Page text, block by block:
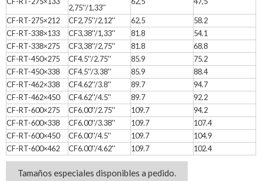
2,75''/1,33''
CF-RT-275×212 CF2,75''/2,12'' 62,5
58.2
CF-RT-338×133
CF3,38''/1,33'' 81.8
54.1
CF-RT-338×275
CF3,38''/2,75'' 81.8
68.8
CF-RT-450×275
CF4.5''/2.75'' 85.9
75.2
CF-RT-450×338
CF4.5''/3.38'' 85.9
88.4
CF-RT-462×338
CF4.62''/3.8'' 89.7
94.7
CF-RT-462×450
CF4.62''/4.5'' 89.7
92.2
CF-RT-600×275
CF6.00''/2.75'' 109.7
94.2
CF-RT-600×338
CF6.00''/3.38'' 109.7
107.4
CF-RT-600×450
CF6.00''/4.5'' 109.7
104.9
CF-RT-600×462
CF6.00''/4.62'' 109.7 102.4
Tamaños especiales disponibles a pedido.